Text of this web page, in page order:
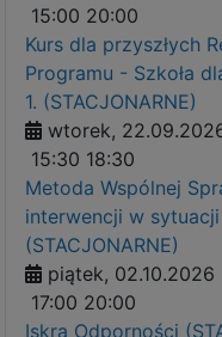
15:00 20:00
Kurs dla przyszłych
Programu - Szkoła
1. (STACJONARNE)
wtorek,
15:30 18:30
Metoda Wspólnej
interwencji w
(STACJONARNE)
piątek, 02.10.2026
17:00 20:00
Iskra Odporności